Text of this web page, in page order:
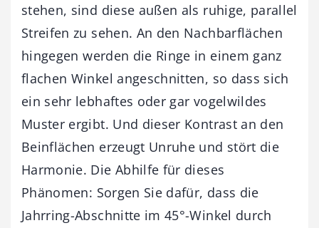
stehen, sind diese außen als ruhige, parallel
Streifen zu sehen. An den Nachbarflächen
hingegen werden die Ringe in einem ganz
flachen Winkel angeschnitten, so dass sich
ein sehr lebhaftes oder gar vogelwildes
Muster ergibt. Und dieser Kontrast an den
Beinflächen erzeugt Unruhe und stört die
Harmonie. Die Abhilfe für dieses
Phänomen: Sorgen Sie dafür, dass die
Jahrring-Abschnitte im 45°-Winkel durch